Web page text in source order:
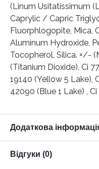
(Linum Usitatissimum
Caprylic / Capric
Fluorphlogopite, Mica,
Aluminum Hydroxide,
Tocopherol, Silica. +/-
(Titanium Dioxide), Ci
19140 (Yellow 5 Lake),
42090 (Blue 1 Lake) ,
Додаткова
Відгуки (0)